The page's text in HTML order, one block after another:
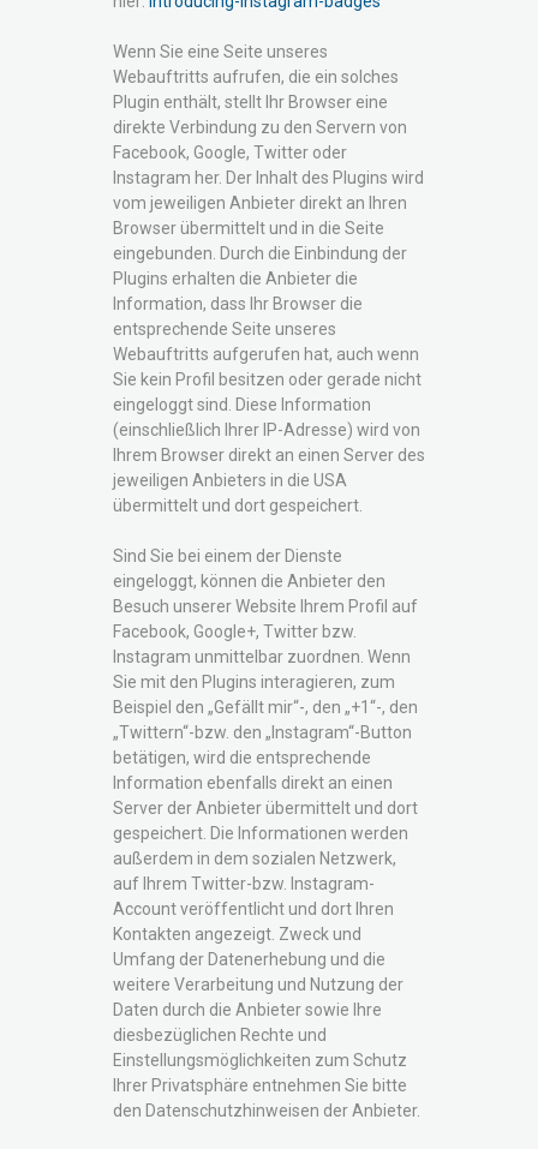
Wenn Sie eine Seite unseres
Webauftritts aufrufen, die ein solches
Plugin enthält, stellt Ihr Browser eine
direkte Verbindung zu den Servern von
Facebook, Google, Twitter oder
Instagram her. Der Inhalt des Plugins wird
vom jeweiligen Anbieter direkt an Ihren
Browser übermittelt und in die Seite
eingebunden. Durch die Einbindung der
Plugins erhalten die Anbieter die
Information, dass Ihr Browser die
entsprechende Seite unseres
Webauftritts aufgerufen hat, auch wenn
Sie kein Profil besitzen oder gerade nicht
eingeloggt sind. Diese Information
(einschließlich Ihrer IP-Adresse) wird von
Ihrem Browser direkt an einen Server des
jeweiligen Anbieters in die USA
übermittelt und dort gespeichert.
Sind Sie bei einem der Dienste
eingeloggt, können die Anbieter den
Besuch unserer Website Ihrem Profil auf
Facebook, Google+, Twitter bzw.
Instagram unmittelbar zuordnen. Wenn
Sie mit den Plugins interagieren, zum
Beispiel den „Gefällt mir“-, den „+1“-, den
„Twittern“-bzw. den „Instagram“-Button
betätigen, wird die entsprechende
Information ebenfalls direkt an einen
Server der Anbieter übermittelt und dort
gespeichert. Die Informationen werden
außerdem in dem sozialen Netzwerk,
auf Ihrem Twitter-bzw. Instagram-
Account veröffentlicht und dort Ihren
Kontakten angezeigt. Zweck und
Umfang der Datenerhebung und die
weitere Verarbeitung und Nutzung der
Daten durch die Anbieter sowie Ihre
diesbezüglichen Rechte und
Einstellungsmöglichkeiten zum Schutz
Ihrer Privatsphäre entnehmen Sie bitte
den Datenschutzhinweisen der Anbieter.